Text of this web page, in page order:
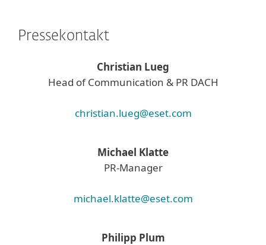
Pressekontakt
Christian Lueg
Head of Communication & PR DACH
christian.lueg@eset.com
Michael Klatte
PR-Manager
michael.klatte@eset.com
Philipp Plum